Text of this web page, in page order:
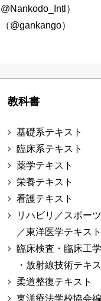
）
@gankango）
教科書
基礎系テキスト
臨床系テキスト
薬学テキスト
栄養テキスト
看護テキスト
リハビリ／スポーツ
／東洋医学テキスト
臨床検査・臨床工学
・放射線技術テキ
柔道整復テキスト
東洋療法学校協会